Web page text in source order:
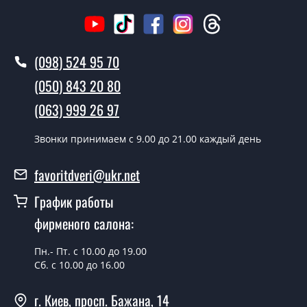
Вызов замерщика-консультанта стоит 500 грн.
Да производим. Монтаж дверных полотен
производится согласно очереди, во все дни кроме
Сколько стоит установка дверей
белый - от 1800 грн.
Можно на сегодня вызвать
замерщика?
У вас есть в наличии готовые
(098) 524 95 70
(050) 843 20 80
(063) 999 26 97
Звонки принимаем c 9.00 до 21.00 каждый день
favoritdveri@ukr.net
График работы
фирменого салона:
Пн.- Пт. с 10.00 до 19.00
Сб. с 10.00 до 16.00
г. Киев, просп. Бажана, 14